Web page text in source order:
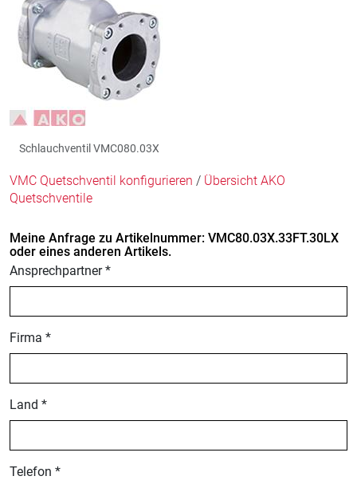
Schlauchventil VMC080.03X
VMC Quetschventil konfigurieren / Übersicht AKO
Quetschventile
Meine Anfrage zu Artikelnummer: VMC80.03X.33FT.30LX
oder eines anderen Artikels.
Ansprechpartner *
Firma *
Land *
Telefon *